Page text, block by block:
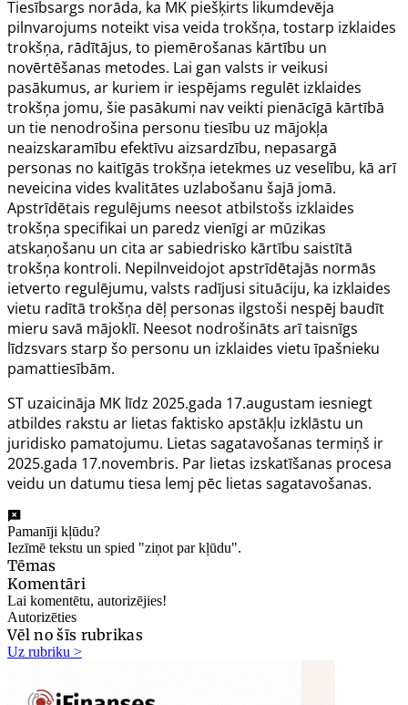
Tiesībsargs norāda, ka MK piešķirts likumdevēja
pilnvarojums noteikt visa veida trokšņa, tostarp izklaides
trokšņa, rādītājus, to piemērošanas kārtību un
novērtēšanas metodes. Lai gan valsts ir veikusi
pasākumus, ar kuriem ir iespējams regulēt izklaides
trokšņa jomu, šie pasākumi nav veikti pienācīgā kārtībā
un tie nenodrošina personu tiesību uz mājokļa
neaizskaramību efektīvu aizsardzību, nepasargā
personas no kaitīgās trokšņa ietekmes uz veselību, kā arī
neveicina vides kvalitātes uzlabošanu šajā jomā.
Apstrīdētais regulējums neesot atbilstošs izklaides
trokšņa specifikai un paredz vienīgi ar mūzikas
atskaņošanu un cita ar sabiedrisko kārtību saistītā
trokšņa kontroli. Nepilnveidojot apstrīdētajās normās
ietverto regulējumu, valsts radījusi situāciju, ka izklaides
vietu radītā trokšņa dēļ personas ilgstoši nespēj baudīt
mieru savā mājoklī. Neesot nodrošināts arī taisnīgs
līdzsvars starp šo personu un izklaides vietu īpašnieku
pamattiesībām.
ST uzaicināja MK līdz 2025.gada 17.augustam iesniegt
atbildes rakstu ar lietas faktisko apstākļu izklāstu un
juridisko pamatojumu. Lietas sagatavošanas termiņš ir
2025.gada 17.novembris. Par lietas izskatīšanas procesa
veidu un datumu tiesa lemj pēc lietas sagatavošanas.
Pamanīji kļūdu?
Iezīmē tekstu un spied "ziņot par kļūdu".
Tēmas
Komentāri
Lai komentētu, autorizējies!
Autorizēties
Vēl no šīs rubrikas
Uz rubriku >